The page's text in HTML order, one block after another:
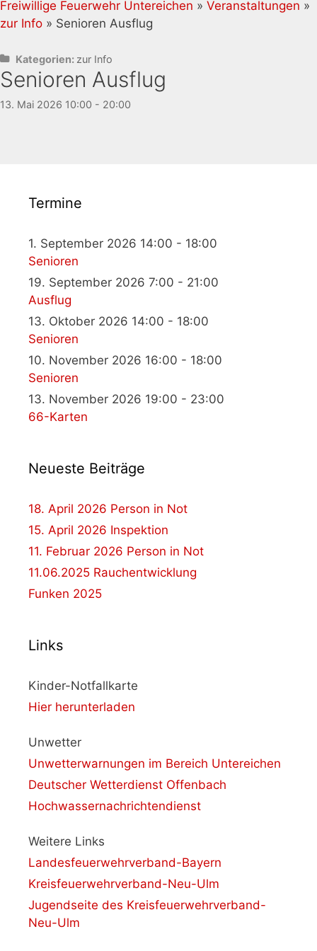
Freiwillige Feuerwehr Untereichen » Veranstaltungen »
zur Info » Senioren Ausflug
Kategorien: zur Info
Senioren Ausflug
13. Mai 2026 10:00 - 20:00
Termine
1. September 2026 14:00 - 18:00
Senioren
19. September 2026 7:00 - 21:00
Ausflug
13. Oktober 2026 14:00 - 18:00
Senioren
10. November 2026 16:00 - 18:00
Senioren
13. November 2026 19:00 - 23:00
66-Karten
Neueste Beiträge
18. April 2026 Person in Not
15. April 2026 Inspektion
11. Februar 2026 Person in Not
11.06.2025 Rauchentwicklung
Funken 2025
Links
Kinder-Notfallkarte
Hier herunterladen
Unwetter
Unwetterwarnungen im Bereich Untereichen
Deutscher Wetterdienst Offenbach
Hochwassernachrichtendienst
Weitere Links
Landesfeuerwehrverband-Bayern
Kreisfeuerwehrverband-Neu-Ulm
Jugendseite des Kreisfeuerwehrverband-
Neu-Ulm